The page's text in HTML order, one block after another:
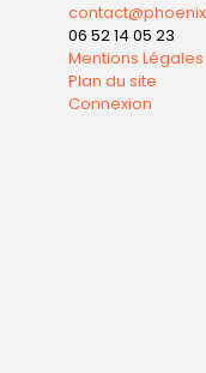
06 52 14 05 23
Mentions Légales
Plan du site
Connexion